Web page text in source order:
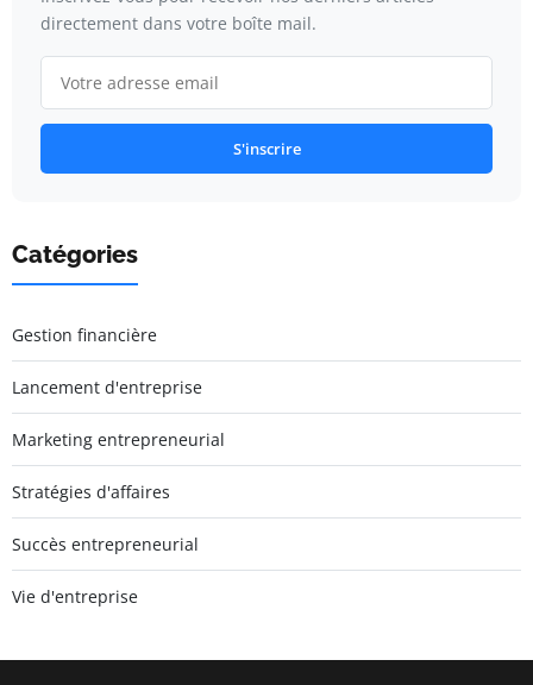
directement dans votre boîte mail.
S'inscrire
Catégories
Gestion financière
Lancement d'entreprise
Marketing entrepreneurial
Stratégies d'affaires
Succès entrepreneurial
Vie d'entreprise